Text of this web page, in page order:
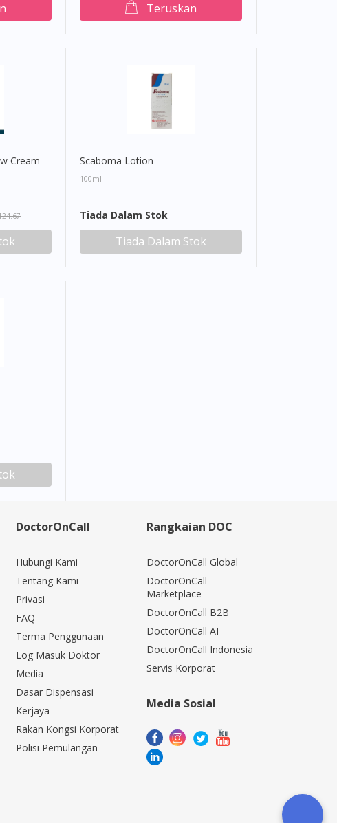
Teruskan
Cream Scaboma Lotion
100ml
Tiada Dalam Stok
Tiada Dalam Stok
DoctorOnCall
Hubungi Kami
Tentang Kami
Privasi
FAQ
Terma Penggunaan
Log Masuk Doktor
Media
Dasar Dispensasi
Kerjaya
Rakan Kongsi Korporat
Polisi Pemulangan
Rangkaian DOC
DoctorOnCall Global
DoctorOnCall
Marketplace
DoctorOnCall B2B
DoctorOnCall AI
DoctorOnCall Indonesia
Servis Korporat
Media Sosial